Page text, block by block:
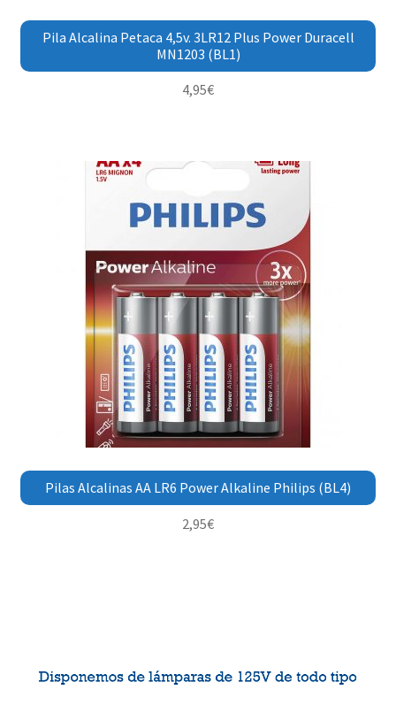
Pila Alcalina Petaca 4,5v. 3LR12 Plus Power Duracell
MN1203 (BL1)
4,95€
Pilas Alcalinas AA LR6 Power Alkaline Philips (BL4)
2,95€